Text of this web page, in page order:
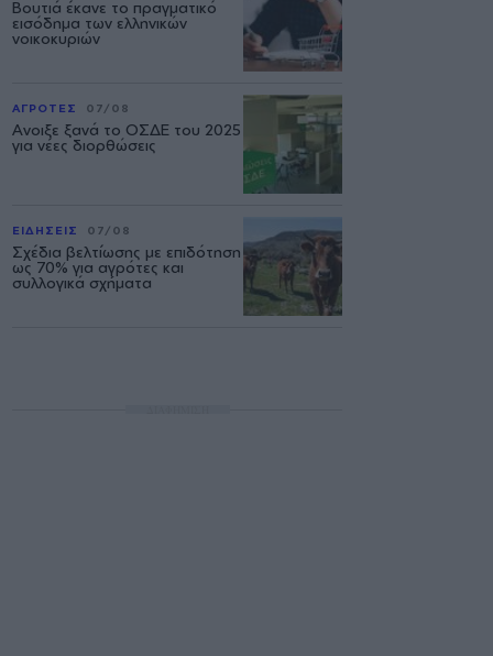
Βουτιά έκανε το πραγματικό
εισόδημα των ελληνικών
νοικοκυριών
ΑΓΡΟΤΕΣ 07/08
Ανοιξε ξανά το ΟΣΔΕ του 2025
για νέες διορθώσεις
ΕΙΔΗΣΕΙΣ 07/08
Σχέδια βελτίωσης με επιδότηση
ως 70% για αγρότες και
συλλογικά σχήματα